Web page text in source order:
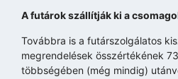
A futárok szállítják ki a
Továbbra is a futárszolgálatos
megrendelések összértékének
többségében (még mindig)